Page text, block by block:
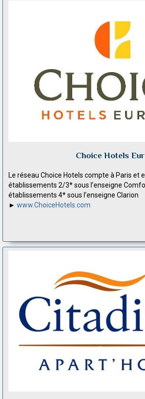
Choice Hotels
Le réseau Choice Hotels compte à Paris et
établissements 2/3* sous l’enseigne
établissements 4* sous l’enseigne Clarion
► www.ChoiceHotels.com